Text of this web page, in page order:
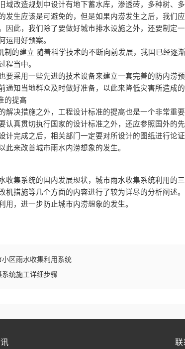
域改造规划中设计有地下蓄水库，渗透砖，多种树、
发生应该是可避免的，但是如果内涝发生之后，我们
因此，我们除了要做好城市排水设施之外，还要制定
运用好预案。
制的建立 随着科学技术的不断向前发展，我国已经逐
程当中。
要采用一些先进的技术设备来建立一套完善的防内涝
通知当地群众及时做好准备，以此来降低灾害所造成
的提高
解决措施之外，工程设计标准的提高也是一个非常重
认真贯切执行国家的设计标准之外，还应参照国外的
计完成之后，相关部门一定要对所设计的图纸进行论
此来改善城市雨水内涝想象的发生。
收集系统的国内发展现状，城市雨水收集系统利用的
机措施等几个方面的内容进行了较为详尽的分析阐述
用，进一步防止城市内涝想象的发生。
区雨水收集利用系统
统施工详细步骤
联